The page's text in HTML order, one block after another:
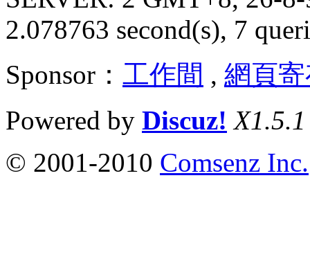
2.078763 second(s), 7
Sponsor： 工作間 , 網頁
Powered by Discuz! X1.5.1
© 2001-2010 Comsenz Inc.